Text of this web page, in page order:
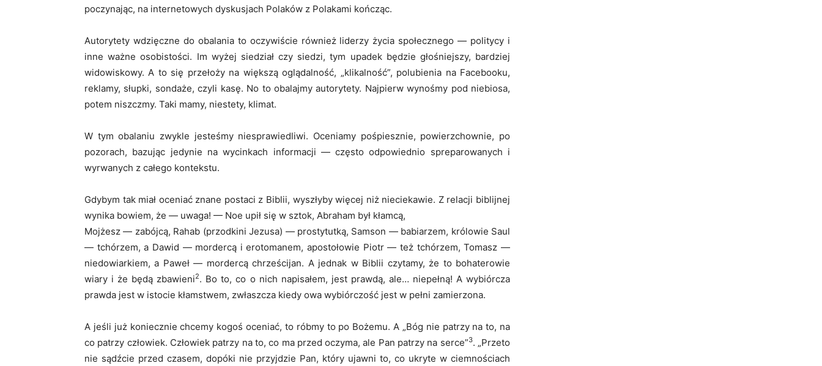
poczynając, na internetowych dyskusjach Polaków z Polakami kończąc.
Autorytety wdzięczne do obalania to oczywiście również liderzy życia społecznego — politycy i
inne ważne osobistości. Im wyżej siedział czy siedzi, tym upadek będzie głośniejszy, bardziej
widowiskowy. A to się przełoży na większą oglądalność, „klikalność”, polubienia na Facebooku,
reklamy, słupki, sondaże, czyli kasę. No to obalajmy autorytety. Najpierw wynośmy pod niebiosa,
potem niszczmy. Taki mamy, niestety, klimat.
W tym obalaniu zwykle jesteśmy niesprawiedliwi. Oceniamy pośpiesznie, powierzchownie, po
pozorach, bazując jedynie na wycinkach informacji — często odpowiednio spreparowanych i
wyrwanych z całego kontekstu.
Gdybym tak miał oceniać znane postaci z Biblii, wyszłyby więcej niż nieciekawie. Z relacji biblijnej
wynika bowiem, że — uwaga! — Noe upił się w sztok, Abraham był kłamcą,
Mojżesz — zabójcą, Rahab (przodkini Jezusa) — prostytutką, Samson — babiarzem, królowie Saul
— tchórzem, a Dawid — mordercą i erotomanem, apostołowie Piotr — też tchórzem, Tomasz —
niedowiarkiem, a Paweł — mordercą chrześcijan. A jednak w Biblii czytamy, że to bohaterowie
wiary i że będą zbawieni2. Bo to, co o nich napisałem, jest prawdą, ale… niepełną! A wybiórcza
prawda jest w istocie kłamstwem, zwłaszcza kiedy owa wybiórczość jest w pełni zamierzona.
A jeśli już koniecznie chcemy kogoś oceniać, to róbmy to po Bożemu. A „Bóg nie patrzy na to, na
co patrzy człowiek. Człowiek patrzy na to, co ma przed oczyma, ale Pan patrzy na serce”3. „Przeto
nie sądźcie przed czasem, dopóki nie przyjdzie Pan, który ujawni to, co ukryte w ciemnościach